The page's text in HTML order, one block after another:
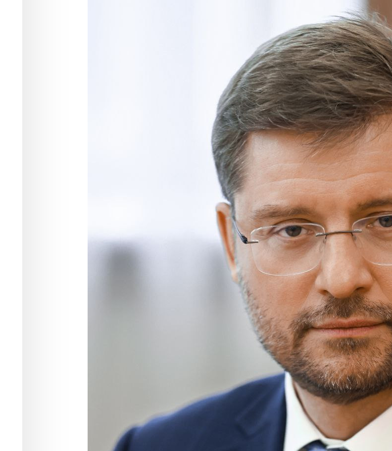
правительства Красноярского края
увольнения Сергея Козупицы
кресло заместителя председателя краевого
правительства пустовало недолго. Эту должность занял Алексей Медведев, который
хорошо знаком губернатору Михаилу Котюкову.
Распоряжение о назначении Алексея Михайловича вице-премьером правительства
Красноярского края глава региона подписал сегодня, 22 января. Оно уже вступило в силу.